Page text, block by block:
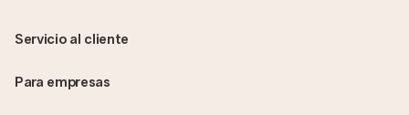
Servicio al cliente
Para empresas